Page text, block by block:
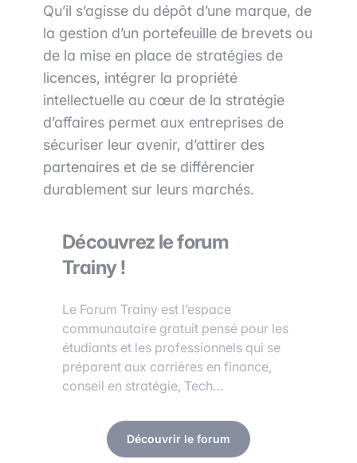
Qu’il s’agisse du dépôt d’une marque, de
la gestion d’un portefeuille de brevets ou
de la mise en place de stratégies de
licences, intégrer la propriété
intellectuelle au cœur de la stratégie
d’affaires permet aux entreprises de
sécuriser leur avenir, d’attirer des
partenaires et de se différencier
durablement sur leurs marchés.
Découvrez le forum
Trainy !
Le Forum Trainy est l’espace
communautaire gratuit pensé pour les
étudiants et les professionnels qui se
préparent aux carrières en finance,
conseil en stratégie, Tech…
Découvrir le forum